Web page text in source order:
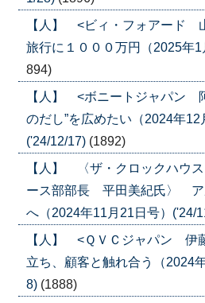
【人】 <ビィ・フォアード
旅行に１０００万円（2025年
894)
【人】 <ボニートジャパン
のだし”を広めたい（2024年12
('24/12/17) (1892)
【人】 〈ザ・クロックハウ
ース部部長 平田美紀氏〉 ア
へ（2024年11月21日号）('24/
【人】 <ＱＶＣジャパン 伊
立ち、顧客と触れ合う（2024
8) (1888)